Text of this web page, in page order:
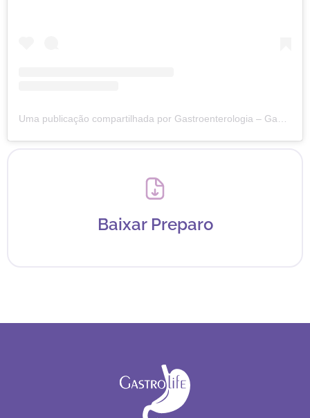
Baixar Preparo